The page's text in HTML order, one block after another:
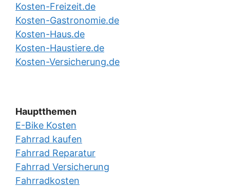
Kosten-Freizeit.de
Kosten-Gastronomie.de
Kosten-Haus.de
Kosten-Haustiere.de
Kosten-Versicherung.de
Hauptthemen
E-Bike Kosten
Fahrrad kaufen
Fahrrad Reparatur
Fahrrad Versicherung
Fahrradkosten